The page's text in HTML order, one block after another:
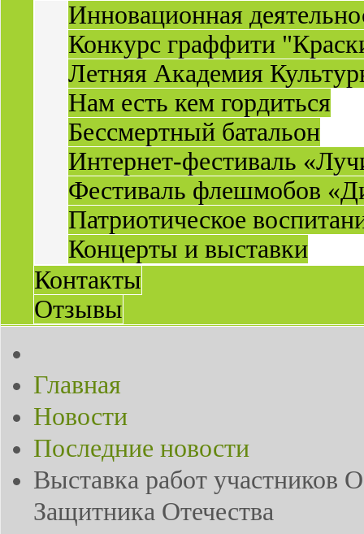
Инновационная
Конкурс граффити
Летняя Академия
Нам есть кем гордиться
Бессмертный батальон
Интернет-фестиваль
Фестиваль флешмобов
Патриотическое
Концерты и выставки
Контакты
Отзывы
Главная
Новости
Последние новости
Выставка работ участников
Защитника Отечества